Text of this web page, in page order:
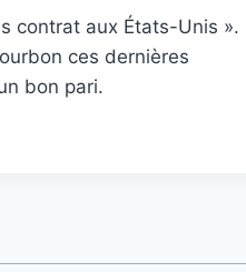
contrat aux États-Unis ».
ces dernières
bon pari.